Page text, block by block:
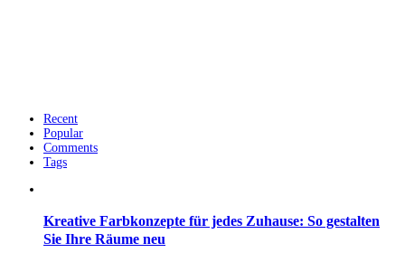
Recent
Popular
Comments
Tags
Kreative Farbkonzepte für jedes Zuhause: So gestalten
Sie Ihre Räume neu